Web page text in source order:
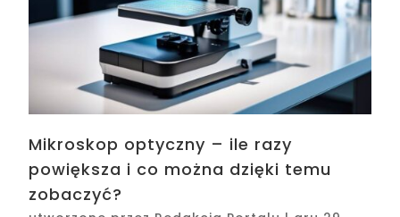
Mikroskop optyczny – ile razy
powiększa i co można dzięki temu
zobaczyć?